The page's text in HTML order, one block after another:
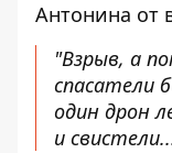
Антонина от
"Взрыв, а
спасатели
один дрон
и